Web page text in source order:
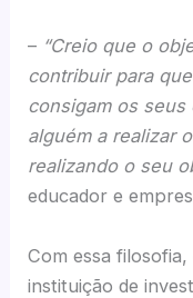
– “Creio que o
contribuir para
consigam os
alguém a realizar
realizando o seu
educador e
Com essa
instituição de